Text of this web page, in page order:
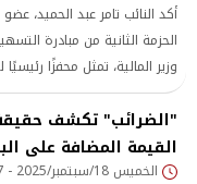
أكد النائب تامر عبد الحميد،
الحزمة الثانية من مبادرة
وزير المالية، تمثل محفزًا
مستدامة، ومعالجة تحديات
والإنتاج.
"الضرائب" تكشف
القيمة المضافة على
الخميس 18/سبتمبر/2025 - 05:47 م